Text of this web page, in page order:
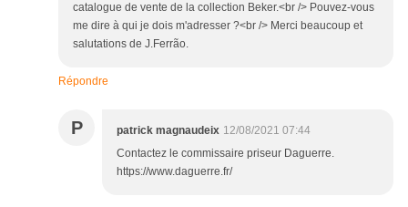
catalogue de vente de la collection Beker.<br /> Pouvez-vous
me dire à qui je dois m'adresser ?<br /> Merci beaucoup et
salutations de J.Ferrão.
Répondre
P patrick magnaudeix 12/08/2021 07:44
Contactez le commissaire priseur Daguerre.
https://www.daguerre.fr/